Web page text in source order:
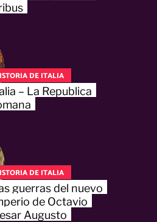
DE ITALIA
– La Republica
DE ITALIA
guerras del nuevo
de Octavio
Augusto